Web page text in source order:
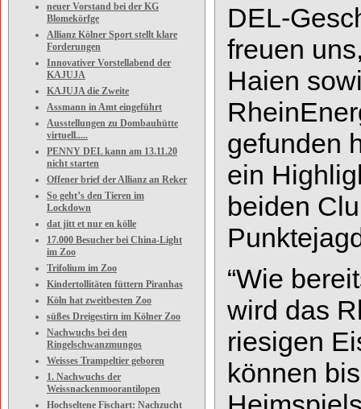
neuer Vorstand bei der KG
Blomekörfge
Allianz Kölner Sport stellt klare
Forderungen
Innovativer Vorstellabend der
KAJUJA
KAJUJA die Zweite
Assmann in Amt eingeführt
Ausstellungen zu Dombauhütte
virtuell.....
PENNY DEL kann am 13.11.20
nicht starten
Offener brief der Allianz an Reker
So geht’s den Tieren im
Lockdown
dat jitt et nur en kölle
17.000 Besucher bei China-Light
im Zoo
Trifolium im Zoo
Kindertollitäten füttern Piranhas
Köln hat zweitbesten Zoo
süßes Dreigestirn im Kölner Zoo
Nachwuchs bei den
Ringelschwanzmungos
Weisses Trampeltier geboren
1. Nachwuchs der
Weissnackenmoorantilopen
Hochseltene Fischart: Nachzucht
DEL-
freuen
Haien
gefunden
ein
beiden
“Wie
wird das
riesigen
können